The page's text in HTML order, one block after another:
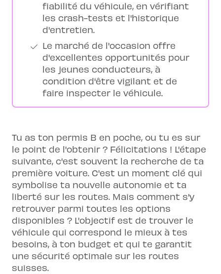
fiabilité du véhicule, en vérifiant
les crash-tests et l'historique
d'entretien.
Le marché de l'occasion offre
d'excellentes opportunités pour
les jeunes conducteurs, à
condition d'être vigilant et de
faire inspecter le véhicule.
Tu as ton permis B en poche, ou tu es sur
le point de l'obtenir ? Félicitations ! L'étape
suivante, c'est souvent la recherche de ta
première voiture. C'est un moment clé qui
symbolise ta nouvelle autonomie et ta
liberté sur les routes. Mais comment s'y
retrouver parmi toutes les options
disponibles ? L'objectif est de trouver le
véhicule qui correspond le mieux à tes
besoins, à ton budget et qui te garantit
une sécurité optimale sur les routes
suisses.